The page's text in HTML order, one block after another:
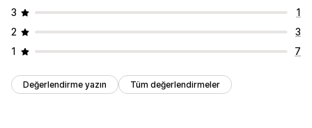
3
1
2
3
1
7
Değerlendirme yazın Tüm değerlendirmeler